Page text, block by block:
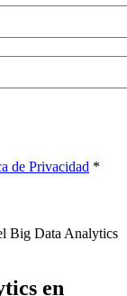
de Privacidad *
Big Data Analytics
en